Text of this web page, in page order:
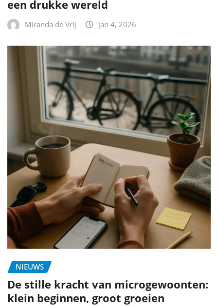
een drukke wereld
Miranda de Vrij jan 4, 2026
NIEUWS
De stille kracht van microgewoonten:
klein beginnen, groot groeien